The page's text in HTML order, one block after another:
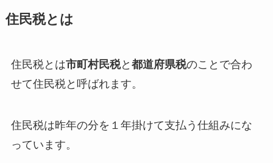
住民税とは
住民税とは市町村民税と 都道府県税のことで合わ
せて住民税と呼ばれます。
住民税は昨年の分を１年掛けて支払う仕組みにな
っています。